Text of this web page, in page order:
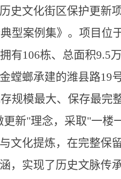
史文化街区保护更新
型案例集》。项目位
有106栋、总面积9.5
螳螂承建的潍县路19
规模最大、保存最完
新"理念，采取"一楼
文化提炼，在完整保
，实现了历史文脉传